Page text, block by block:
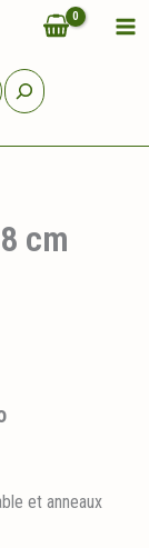
cm
et anneaux